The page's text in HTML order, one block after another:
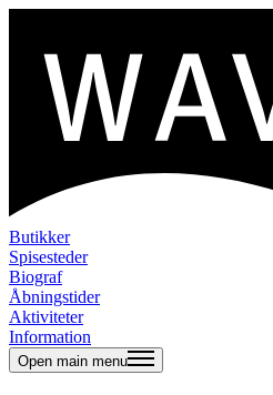
Butikker
Spisesteder
Biograf
Åbningstider
Aktiviteter
Information
Open main menu